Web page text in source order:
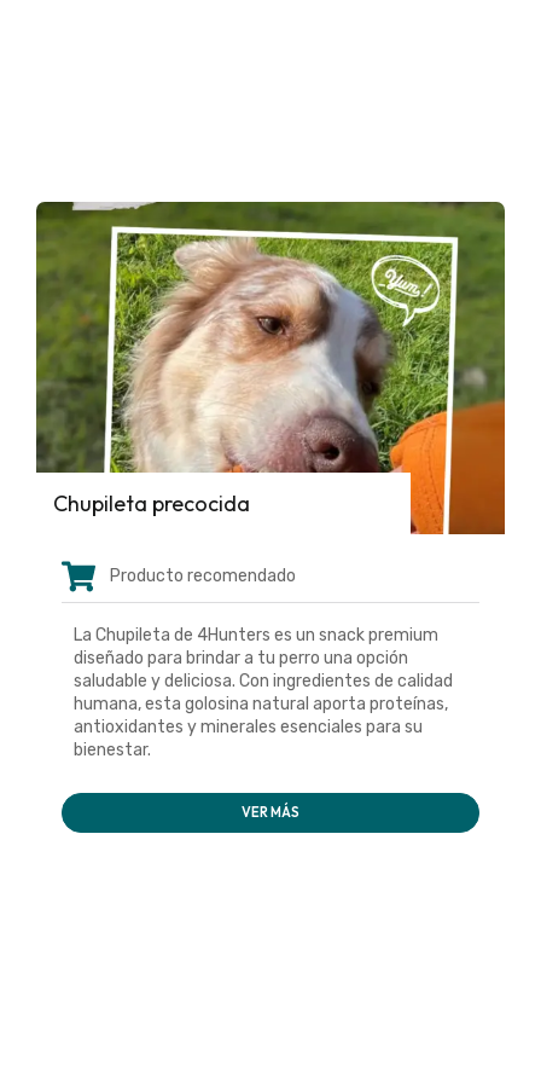
Chupileta precocida
Producto recomendado
La Chupileta de 4Hunters es un snack premium
diseñado para brindar a tu perro una opción
saludable y deliciosa. Con ingredientes de calidad
humana, esta golosina natural aporta proteínas,
antioxidantes y minerales esenciales para su
bienestar.
VER MÁS